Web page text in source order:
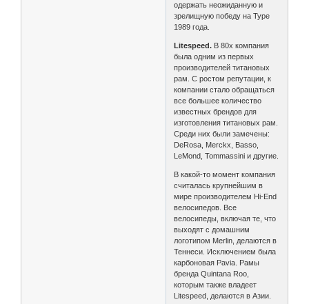
одержать неожиданную и
зрелищную победу на Туре
1989 года.
Litespeed. В 80х компания
была одним из первых
производителей титановых
рам. С ростом репутации, к
компании стало обращаться
все большее количество
известных брендов для
изготовления титановых рам.
Среди них были замечены:
DeRosa, Merckx, Basso,
LeMond, Tommassini и другие.
В какой-то момент компания
считалась крупнейшим в
мире производителем Hi-End
велосипедов. Все
велосипеды, включая те, что
выходят с домашним
логотипом Merlin, делаются в
Теннеси. Исключением была
карбоновая Pavia. Рамы
бренда Quintana Roo,
которым также владеет
Litespeed, делаются в Азии.